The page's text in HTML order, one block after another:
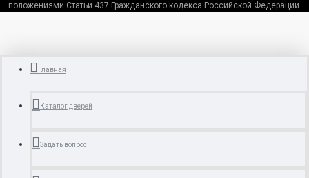
положениями Статьи 437 Гражданского кодекса Российской Федерации.
Главная
Каталог дверей
Задать вопрос